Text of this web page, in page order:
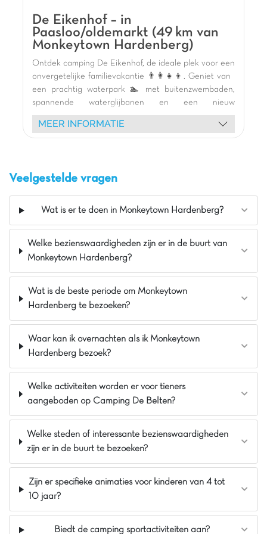
Waterpark en glijbaan inbegrepen
Visvijver
De Eikenhof – in
Paasloo/oldemarkt (49 km van
Monkeytown Hardenberg)
Ontdek camping De Eikenhof, de ideale plek voor een
onvergetelijke familievakantie 👨‍👩‍👧‍👦. Geniet van
een prachtig waterpark 🏊 met buitenzwembaden,
spannende waterglijbanen en een nieuw
binnencomplex met kinderbad. Kinderen zullen dol
zijn op de diverse speeltuinen 🎢 (binnen,
comfortabele stacaravans 🏡 wachten op u. Mis een
uitstapje naar Giethoorn, het "Venetië van het
Noorden" 🛶, niet. Met een restaurant en snackbar is
De mening van Jasmijn
Vakantiepark de Eikenhof is een park
gelegen in de prachtige natuur van Overijssel,
voorzien van vermaak voor jong en oud! Dit zie je
terugkomen op zowel het park als de omgeving.
Stil zitten is hier niet nodig, klimmen in het
Klimbos, vissen of prachtige wandelroutes zijn
slechts een paar van de activiteiten die je hier of
in de nabijgelegen omgeving kunt doen!
Pluspunten
15 min van Giethoorn
Bij Nationaal Park de Weerribben
MEER INFORMATIE
Veelgestelde vragen
Wat is er te doen in Monkeytown Hardenberg?
Welke bezienswaardigheden zijn er in de buurt van
Monkeytown Hardenberg?
Wat is de beste periode om Monkeytown
Hardenberg te bezoeken?
Waar kan ik overnachten als ik Monkeytown
Hardenberg bezoek?
Welke activiteiten worden er voor tieners
aangeboden op Camping De Belten?
Welke steden of interessante bezienswaardigheden
zijn er in de buurt te bezoeken?
Zijn er specifieke animaties voor kinderen van 4 tot
10 jaar?
Biedt de camping sportactiviteiten aan?